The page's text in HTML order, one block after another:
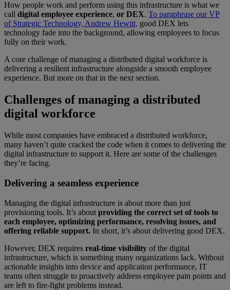
How people work and perform using this infrastructure is what we
call digital employee experience, or DEX. To paraphrase our VP
of Strategic Technology, Andrew Hewitt, good DEX lets
technology fade into the background, allowing employees to focus
fully on their work.
A core challenge of managing a distributed digital workforce is
delivering a resilient infrastructure alongside a smooth employee
experience. But more on that in the next section.
Challenges of managing a distributed
digital workforce
While most companies have embraced a distributed workforce,
many haven’t quite cracked the code when it comes to delivering the
digital infrastructure to support it. Here are some of the challenges
they’re facing.
Delivering a seamless experience
Managing the digital infrastructure is about more than just
provisioning tools. It’s about providing the correct set of tools to
each employee, optimizing performance, resolving issues, and
offering reliable support. In short, it’s about delivering good DEX.
However, DEX requires real-time visibility of the digital
infrastructure, which is something many organizations lack. Without
actionable insights into device and application performance, IT
teams often struggle to proactively address employee pain points and
are left to fire-fight problems instead.